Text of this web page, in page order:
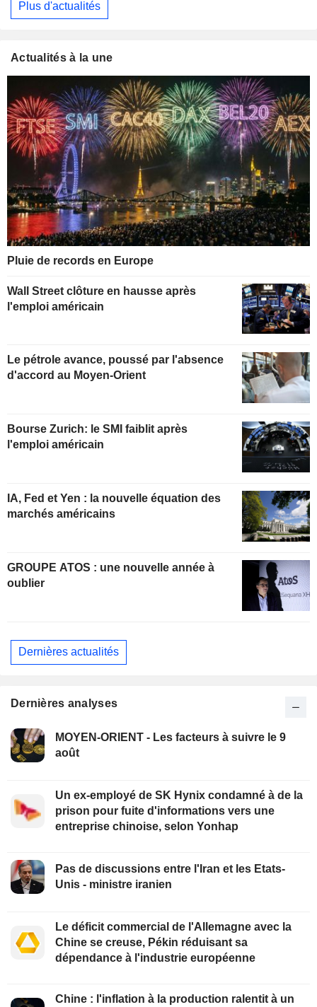
Plus d'actualités
Actualités à la une
Pluie de records en Europe
Wall Street clôture en hausse après
l'emploi américain
Le pétrole avance, poussé par l'absence
d'accord au Moyen-Orient
Bourse Zurich: le SMI faiblit après
l'emploi américain
IA, Fed et Yen : la nouvelle équation des
marchés américains
GROUPE ATOS : une nouvelle année à
oublier
Dernières actualités
Dernières analyses
MOYEN-ORIENT - Les facteurs à suivre le 9
août
Un ex-employé de SK Hynix condamné à de la
prison pour fuite d'informations vers une
entreprise chinoise, selon Yonhap
Pas de discussions entre l'Iran et les Etats-
Unis - ministre iranien
Le déficit commercial de l'Allemagne avec la
Chine se creuse, Pékin réduisant sa
dépendance à l'industrie européenne
Chine : l'inflation à la production ralentit à un